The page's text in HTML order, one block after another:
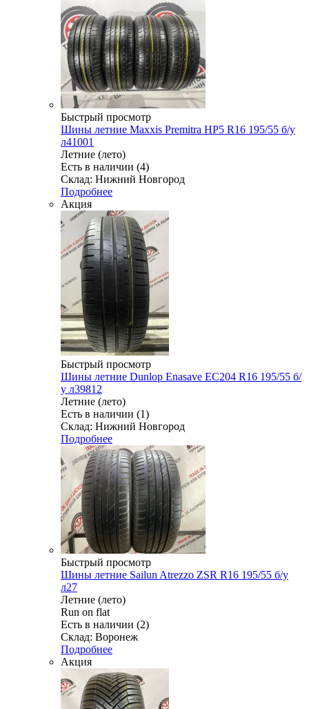
Быстрый просмотр
Шины летние Maxxis Premitra HP5 R16 195/55 б/у
л41001
Летние (лето)
Есть в наличии (4)
Склад: Нижний Новгород
Подробнее
Акция
Быстрый просмотр
Шины летние Dunlop Enasave EC204 R16 195/55 б/
у л39812
Летние (лето)
Есть в наличии (1)
Склад: Нижний Новгород
Подробнее
Быстрый просмотр
Шины летние Sailun Atrezzo ZSR R16 195/55 б/у
л27
Летние (лето)
Run on flat
Есть в наличии (2)
Склад: Воронеж
Подробнее
Акция